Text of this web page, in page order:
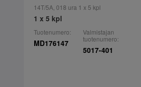
14T/5A, 018 ura 1 x 5 kpl
1 x 5 kpl
Tuotenumero:
MD176147
Valmistajan
tuotenumero:
5017-401